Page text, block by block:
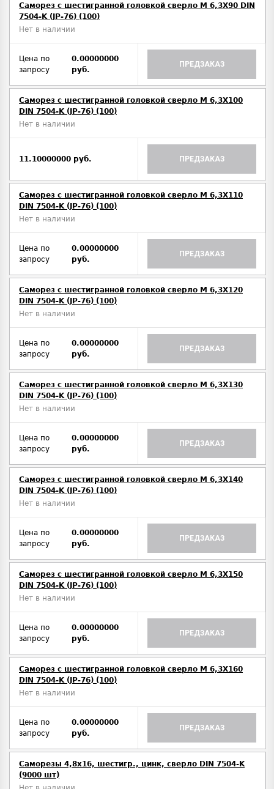
Саморез с шестигранной головкой сверло М 6,3Х90 DIN
7504-K (JP-76) (100)
Нет в наличии
Цена по
запросу
0.00000000
руб.
ПРЕДЗАКАЗ
Саморез с шестигранной головкой сверло М 6,3Х100
DIN 7504-K (JP-76) (100)
Нет в наличии
11.10000000 руб. ПРЕДЗАКАЗ
Саморез с шестигранной головкой сверло М 6,3Х110
DIN 7504-K (JP-76) (100)
Нет в наличии
Цена по
запросу
0.00000000
руб.
ПРЕДЗАКАЗ
Саморез с шестигранной головкой сверло М 6,3Х120
DIN 7504-K (JP-76) (100)
Нет в наличии
Цена по
запросу
0.00000000
руб.
ПРЕДЗАКАЗ
Саморез с шестигранной головкой сверло М 6,3Х130
DIN 7504-K (JP-76) (100)
Нет в наличии
Цена по
запросу
0.00000000
руб.
ПРЕДЗАКАЗ
Саморез с шестигранной головкой сверло М 6,3Х140
DIN 7504-K (JP-76) (100)
Нет в наличии
Цена по
запросу
0.00000000
руб.
ПРЕДЗАКАЗ
Саморез с шестигранной головкой сверло М 6,3Х150
DIN 7504-K (JP-76) (100)
Нет в наличии
Цена по
запросу
0.00000000
руб.
ПРЕДЗАКАЗ
Саморез с шестигранной головкой сверло М 6,3Х160
DIN 7504-K (JP-76) (100)
Нет в наличии
Цена по
запросу
0.00000000
руб.
ПРЕДЗАКАЗ
Саморезы 4,8х16, шестигр., цинк, сверло DIN 7504-K
(9000 шт)